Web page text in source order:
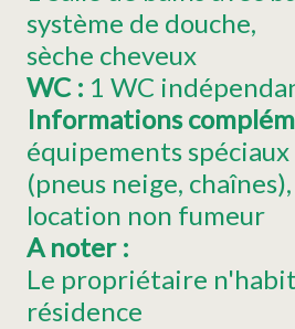
système de douche
sèche cheveux
WC : 1 WC
Informations
équipements
(pneus neige, chaînes)
location non fumeur
A noter :
Le propriétaire
résidence